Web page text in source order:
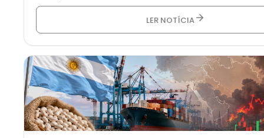
LER NOTÍCIA